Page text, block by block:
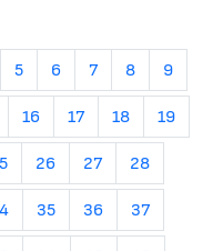
5 6 7 8 9
16 17 18 19
26 27 28
35 36 37